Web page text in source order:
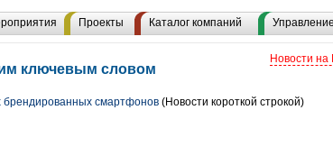
Проекты Каталог компаний
Новости на
ключевым словом
брендированных смартфонов (Новости короткой строкой)